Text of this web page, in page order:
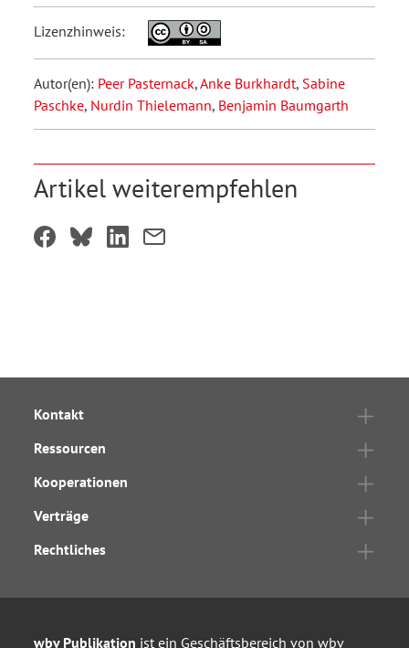
Lizenzhinweis:
Autor(en): Peer Pasternack,Anke Burkhardt, Sabine
Paschke, Nurdin Thielemann, Benjamin Baumgarth
Artikel weiterempfehlen
Kontakt
Ressourcen
Kooperationen
Verträge
Rechtliches
wbv Publikation ist ein Geschäftsbereich von wbv